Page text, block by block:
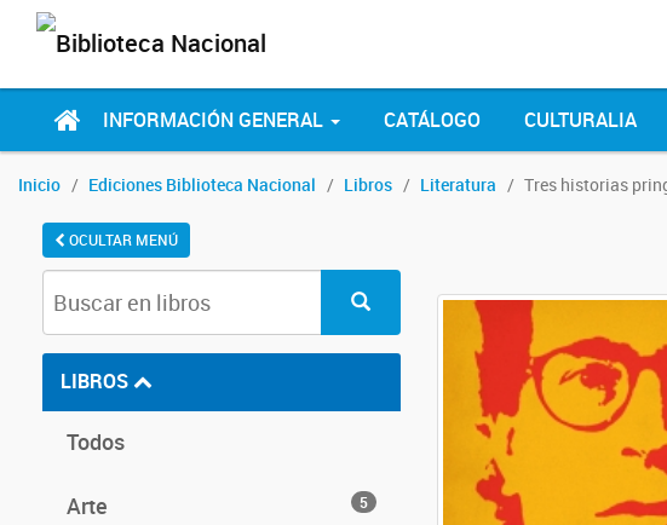
INFORMACIÓN GENERAL CATÁLOGO CULTURALIA
Inicio Ediciones Biblioteca Nacional Libros Literatura Tres historias
OCULTAR MENÚ
LIBROS
Todos
Arte 5